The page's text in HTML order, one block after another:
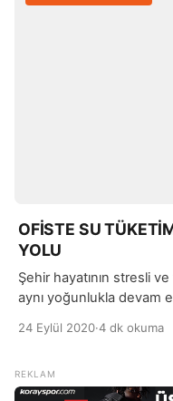
OFİSTE SU
YOLU
Şehir hayatının stresli
aynı yoğunlukla devam
ediyoruz. Sadece
24 Eylül 2020·4 dk okuma